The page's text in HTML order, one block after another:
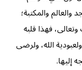
والمكتبة؛
فهذا قلبه
الله، ولرضى
إليها.